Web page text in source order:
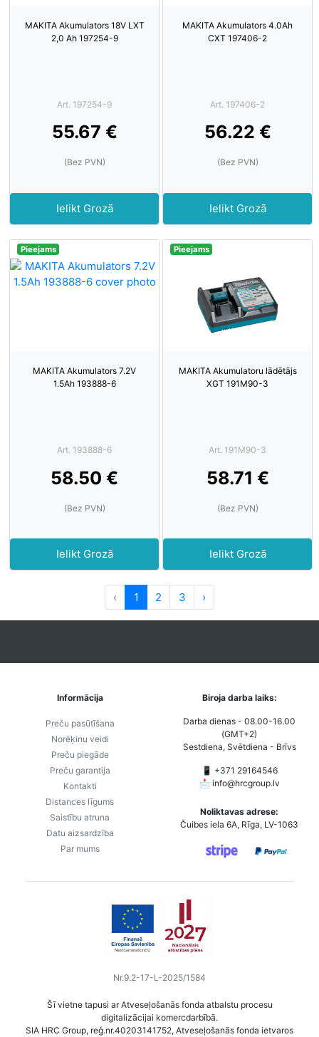
MAKITA Akumulators 18V LXT
2,0 Ah 197254-9
Art. 197254-9
55.67 €
(Bez PVN)
Ielikt Grozā
MAKITA Akumulators 4.0Ah
CXT 197406-2
Art. 197406-2
56.22 €
(Bez PVN)
Ielikt Grozā
Pieejams
MAKITA Akumulators 7.2V
1.5Ah 193888-6
Art. 193888-6
58.50 €
(Bez PVN)
Ielikt Grozā
Pieejams
MAKITA Akumulatoru lādētājs
XGT 191M90-3
Art. 191M90-3
58.71 €
(Bez PVN)
Ielikt Grozā
‹ 1 2 3 ›
Informācija
Preču pasūtīšana
Norēķinu veidi
Preču piegāde
Preču garantija
Kontakti
Distances līgums
Saistību atruna
Datu aizsardzība
Par mums
Biroja darba laiks:
Darba dienas - 08.00-16.00
(GMT+2)
Sestdiena, Svētdiena - Brīvs
📱 +371 29164546
📩 info@hrcgroup.lv
Noliktavas adrese:
Čuibes iela 6A, Rīga, LV-1063
Nr.9.2-17-L-2025/1584
Šī vietne tapusi ar Atveseļošanās fonda atbalstu procesu
digitalizācijai komercdarbībā.
SIA HRC Group, reģ.nr.40203141752, Atveseļošanās fonda ietvaros